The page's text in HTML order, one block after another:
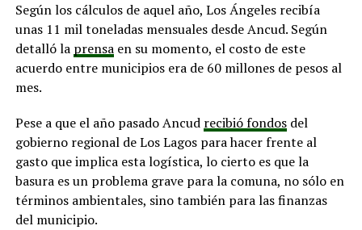
Según los cálculos de aquel año, Los Ángeles recibía
unas 11 mil toneladas mensuales desde Ancud. Según
detalló la prensaen su momento, el costo de este
acuerdo entre municipios era de 60 millones de pesos al
mes.
Pese a que el año pasado Ancud recibió fondosdel
gobierno regional de Los Lagos para hacer frente al
gasto que implica esta logística, lo cierto es que la
basura es un problema grave para la comuna, no sólo en
términos ambientales, sino también para las finanzas
del municipio.